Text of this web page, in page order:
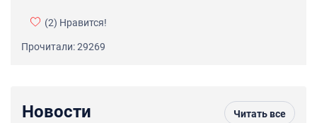
(2) Нравится!
Прочитали: 29269
Новости Читать все